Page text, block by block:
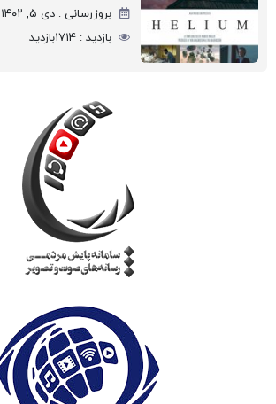
بروزرسانی : دی ۵, ۱۴۰۲
بازدید : 1714بازدید